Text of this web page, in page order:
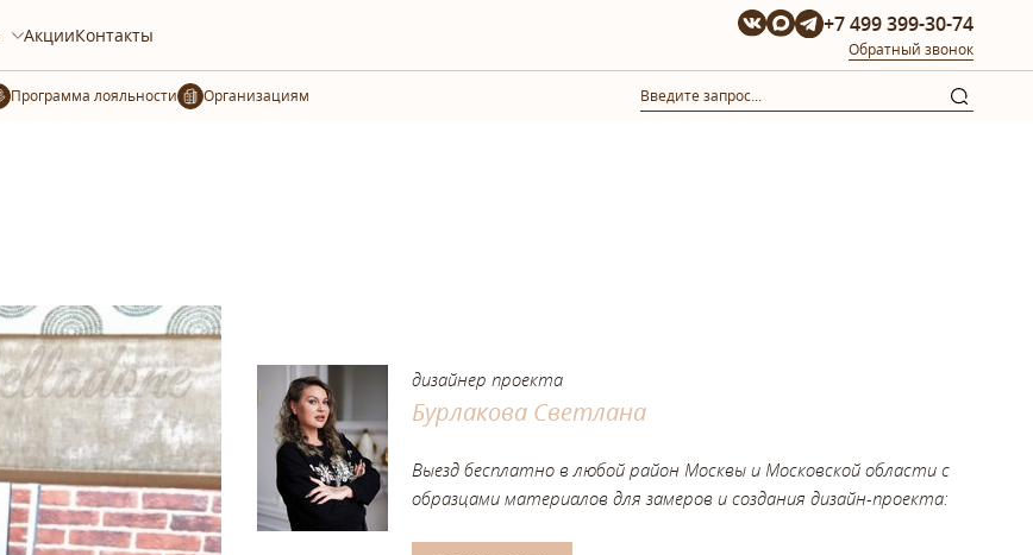
АкцииКонтакты +7 499 399-30-74
Обратный звонок
Организациям
дизайнер проекта
Бурлакова Светлана
Выезд бесплатно в любой район Москвы и Московской области с
образцами материалов для замеров и создания дизайн-проекта: